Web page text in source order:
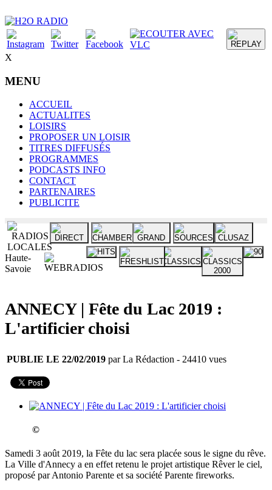
X
MENU
ACCUEIL
ACTUALITES
LOISIRS
PROPOSER UN LOISIR
TITRES DIFFUSÉS
PROGRAMMES
PODCASTS INFO
CONTACT
PARTENAIRES
PUBLICITE
Haute-
Savoie
ANNECY | Fête du Lac 2019 :
L'artificier choisi
PUBLIE LE 22/02/2019 par La Rédaction - 24410 vues
©
Samedi 3 août 2019, la Fête du lac sera placée sous le signe du rêve.
La Ville d'Annecy a en effet retenu le projet artistique Rêver le ciel,
proposé par Antonio Parente et sa société Parente fireworks.